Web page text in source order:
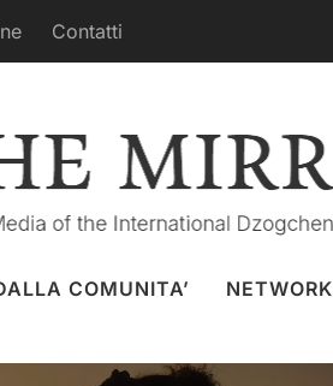
Contatti
COMUNITA’ NETWORK
Music
Space of the Elements,